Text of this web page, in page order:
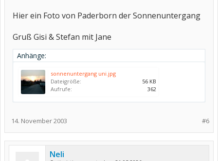
Hier ein Foto von Paderborn der Sonnenuntergang
Gruß Gisi & Stefan mit Jane
Anhänge:
sonnenuntergang uni.jpg
Dateigröße:
56 KB
Aufrufe:
362
#6
14. November 2003
Neli